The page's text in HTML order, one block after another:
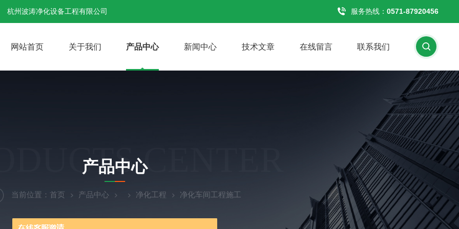
杭州波涛净化设备工程有限公司 服务热线： 0571-87920456
网站首页 关于我们 产品中心 新闻中心 技术文章 在线留言 联系我们
CENTER
产品中心
当前位置： 首页 产品中心 净化工程 净化车间工程施工